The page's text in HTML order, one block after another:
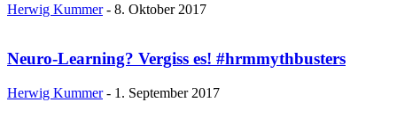
Herwig Kummer - 8. Oktober 2017
Neuro-Learning? Vergiss es! #hrmmythbusters
Herwig Kummer - 1. September 2017